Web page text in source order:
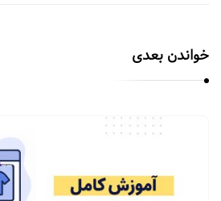
خواندن بعدی